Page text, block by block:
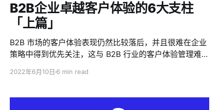
B2B企业卓越客户体验的6大支柱
「上篇」
B2B 市场的客户体验表现仍然比较落后，并且很难在企业
策略中得到优先关注，这与 B2B 行业的客户体验管理难度
2022年6月10日 6 min read